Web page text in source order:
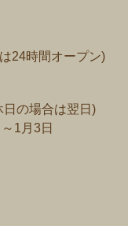
24時間オープン)
の場合は翌日)
1月3日